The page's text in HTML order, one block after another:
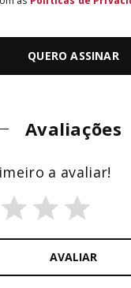
QUERO ASSINAR
Avaliações
a avaliar!
AVALIAR